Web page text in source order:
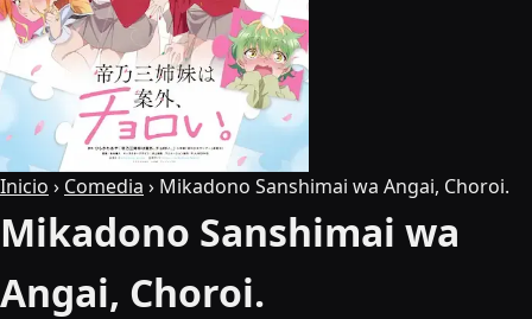
Inicio › Comedia › Mikadono Sanshimai wa Angai, Choroi.
Mikadono Sanshimai wa
Angai, Choroi.